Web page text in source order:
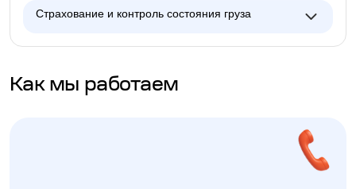
Страхование и контроль состояния груза
Как мы работаем